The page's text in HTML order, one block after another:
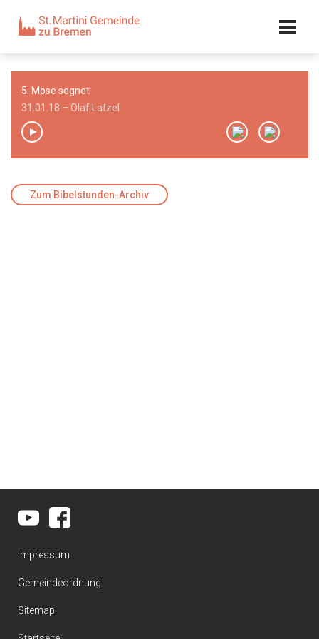
Kalender
Kontakt
Adresse
Team
5. Mose segnet
31.01.18 – Olaf Latzel
Zum Bibelstunden-Archiv
Impressum
Gemeindeordnung
Sitemap